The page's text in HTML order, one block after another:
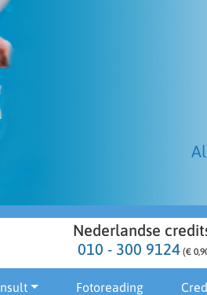
Nederlandse
010 - 300 9124(€
Fotoreading